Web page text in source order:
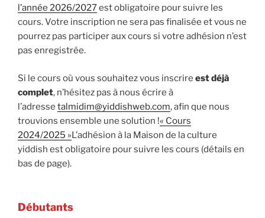
l’année 2026/2027est obligatoire pour suivre les
cours. Votre inscription ne sera pas finalisée et vous ne
pourrez pas participer aux cours si votre adhésion n’est
pas enregistrée.
Si le cours où vous souhaitez vous inscrire est déjà
complet, n’hésitez pas à nous écrire à
l’adresse talmidim@yiddishweb.com, afin que nous
trouvions ensemble une solution !« Cours
2024/2025 »L’adhésion à la Maison de la culture
yiddish est obligatoire pour suivre les cours (détails en
bas de page).
Débutants